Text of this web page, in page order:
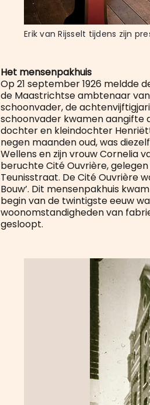
Erik van Rijsselt tijdens zijn
Het mensenpakhuis
Op 21 september 1926 meldde
de Maastrichtse ambtenaar
schoonvader, de
schoonvader kwamen aangifte
dochter en kleindochter
negen maanden oud, was
Wellens en zijn vrouw Cornelia
beruchte Cité Ouvrière,
Teunisstraat. De Cité Ouvrière
Bouw’. Dit mensenpakhuis
begin van de twintigste eeuw
woonomstandigheden van
gesloopt.